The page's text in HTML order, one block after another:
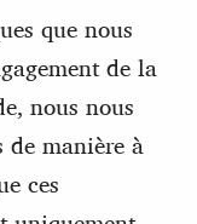
que nous
de la
nous nous
de manière à
ces